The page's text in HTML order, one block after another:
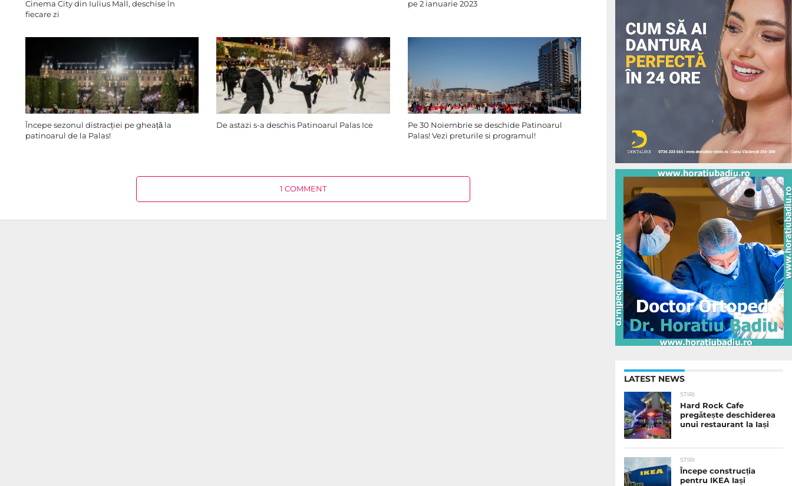
Cinema City din Iulius Mall, deschise în
fiecare zi
pe 2 ianuarie 2023
Începe sezonul distracției pe gheață la
patinoarul de la Palas!
De astazi s-a deschis Patinoarul Palas Ice
Pe 30 Noiembrie se deschide Patinoarul
Palas! Vezi preturile si programul!
1 COMMENT
LATEST NEWS
STIRI
Hard Rock Cafe
pregătește deschiderea
unui restaurant la Iași
STIRI
Începe construcția
pentru IKEA Iași